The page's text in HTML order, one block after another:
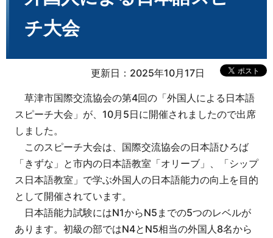
チ大会
更新日：2025年10月17日
草津市国際交流協会の第4回の「外国人による日本語
スピーチ大会」が、10月5日に開催されましたので出席
しました。
このスピーチ大会は、国際交流協会の日本語ひろば
「きずな」と市内の日本語教室「オリーブ」、「シップ
ス日本語教室」で学ぶ外国人の日本語能力の向上を目的
として開催されています。
日本語能力試験にはN1からN5までの5つのレベルが
あります。初級の部ではN4とN5相当の外国人8名から